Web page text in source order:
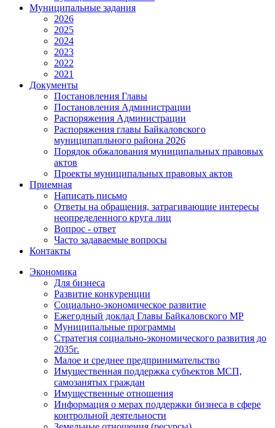
Муниципальные задания
2026
2025
2024
2023
2022
2021
Документы
Постановления Главы
Постановления Администрации
Распоряжения Администрации
Распоряжения главы Байкаловского
муниципапльного района 2026
Порядок обжалования муниципальных правовых
актов
Проекты муниципальных правовых актов
Приемная
Написать письмо
Ответы на обращения, затрагивающие интересы
неопределенного круга лиц
Вопрос - ответ
Часто задаваемые вопросы
Контакты
Экономика
Для бизнеса
Развитие конкуренции
Социально-экономическое развитие
Ежегодный доклад Главы Байкаловского МР
Муниципальные программы
Стратегия социально-экономического развития до
2035г.
Малое и среднее предпринимательство
Имущественная поддержка субъектов МСП,
самозанятых граждан
Имущественные отношения
Информация о мерах поддержки бизнеса в сфере
контрольной деятельности